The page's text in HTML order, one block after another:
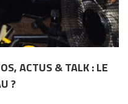
ACTUS & TALK : LE
?